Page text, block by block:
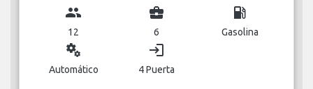
group
12
business_center
6
local_gas_station
Gasolina
miscellaneous_services
Automático
login
4 Puerta